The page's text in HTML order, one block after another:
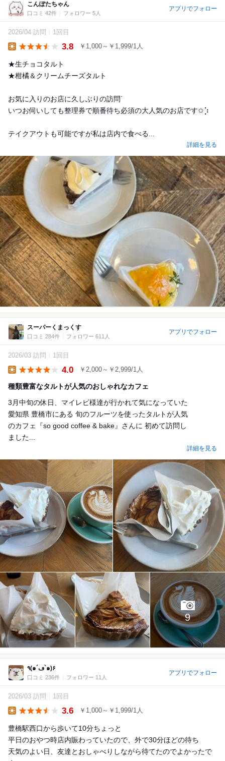
こんぽたちゃん
口コミ 42件 フォロワー 5人
アプリでフォロー
2026/04 訪問 1回目
3.8 ￥1,000～￥1,999/1人
★生チョコタルト
★柑橘＆クリームチーズタルト
お気に入りのお店に久しぶりの訪問ᐝ
いつお伺いしても整理券で順番待ち必須の大人気のお店です✩⡱
テイクアウトも可能ですが私は店内で食べる...
詳細を見る
スーパーくまっくす
口コミ 284件 フォロワー 611人
アプリでフォロー
2026/03 訪問 1回目
4.0 ￥2,000～￥2,999/1人
種類豊富なタルトが人気のおしゃれなカフェ
3月中旬の休日、マイレビ様達が行かれて気になっていた
愛知県 豊橋市にある 旬のフルーツを使ったタルトが人気
のカフェ『so good coffee & bake』さんに 初めて訪問し
ました...
詳細を見る
9
٩(๑´ڡ`๑)۶
口コミ 236件 フォロワー 11人
アプリでフォロー
2026/03 訪問 1回目
3.6 ￥1,000～￥1,999/1人
豊橋駅西口から歩いて10分ちょっと
平日のおやつ時店内賑わっていたので、外で30分ほどの待ち
天気のよい日、友達とおしゃべりしながら待てたのでよかったで